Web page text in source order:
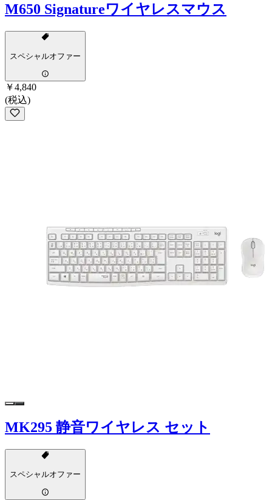
M650 Signatureワイヤレスマウス
スペシャルオファー
￥4,840
(税込)
MK295 静音ワイヤレス セット
スペシャルオファー